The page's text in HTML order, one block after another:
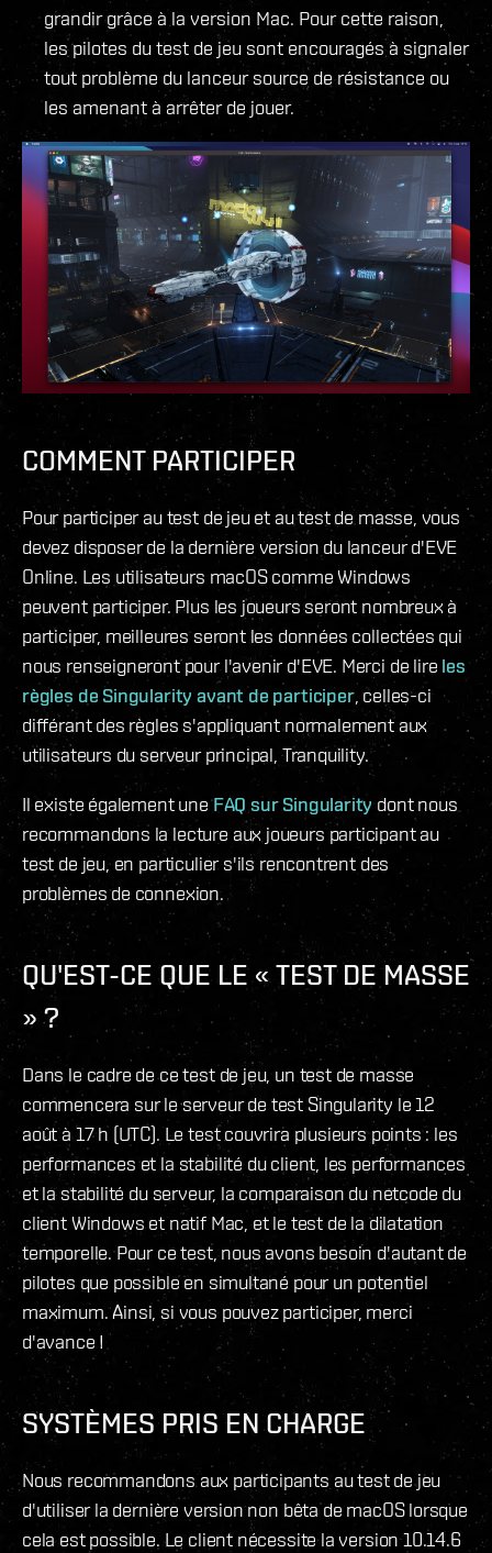
grandir grâce à la version Mac. Pour cette raison,
les pilotes du test de jeu sont encouragés à signaler
tout problème du lanceur source de résistance ou
les amenant à arrêter de jouer.
COMMENT PARTICIPER
Pour participer au test de jeu et au test de masse, vous
devez disposer de la dernière version du lanceur d'EVE
Online. Les utilisateurs macOS comme Windows
peuvent participer. Plus les joueurs seront nombreux à
participer, meilleures seront les données collectées qui
nous renseigneront pour l'avenir d'EVE. Merci de lire les
règles de Singularity avant de participer, celles-ci
différant des règles s'appliquant normalement aux
utilisateurs du serveur principal, Tranquility.
Il existe également uneFAQ sur Singularity dont nous
recommandons la lecture aux joueurs participant au
test de jeu, en particulier s'ils rencontrent des
problèmes de connexion.
QU'EST-CE QUE LE « TEST DE MASSE
» ?
Dans le cadre de ce test de jeu, un test de masse
commencera sur le serveur de test Singularity le 12
août à 17 h (UTC). Le test couvrira plusieurs points : les
performances et la stabilité du client, les performances
et la stabilité du serveur, la comparaison du netcode du
client Windows et natif Mac, et le test de la dilatation
temporelle. Pour ce test, nous avons besoin d'autant de
pilotes que possible en simultané pour un potentiel
maximum. Ainsi, si vous pouvez participer, merci
d'avance !
SYSTÈMES PRIS EN CHARGE
Nous recommandons aux participants au test de jeu
d'utiliser la dernière version non bêta de macOS lorsque
cela est possible. Le client nécessite la version 10.14.6